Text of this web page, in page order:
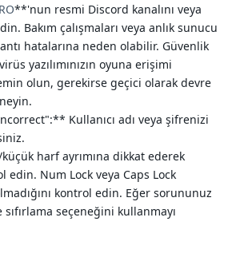
**'nun resmi Discord kanalını veya
Bakım çalışmaları veya anlık sunucu
hatalarına neden olabilir. Güvenlik
yazılımınızın oyuna erişimi
olun, gerekirse geçici olarak devre
Kullanıcı adı veya şifrenizi
harf ayrımına dikkat ederek
Num Lock veya Caps Lock
kontrol edin. Eğer sorununuz
seçeneğini kullanmayı